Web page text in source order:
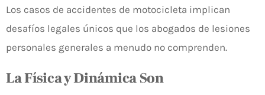
Los casos de accidentes de motocicleta implican
desafíos legales únicos que los abogados de lesiones
personales generales a menudo no comprenden.
La Física y Dinámica Son